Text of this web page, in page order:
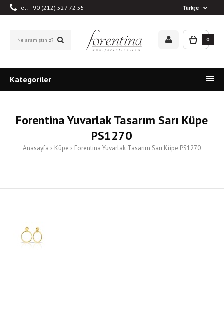
Tel: +90 (212) 527 72 55 Türkçe
0
Kategoriler
Forentina Yuvarlak Tasarım Sarı Küpe
PS1270
Anasayfa Küpe Forentina Yuvarlak Tasarım Sarı Küpe PS1270